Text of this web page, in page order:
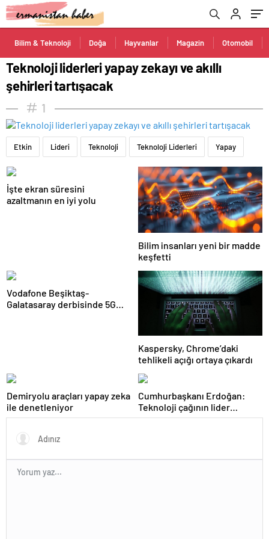
Bilim & Teknoloji Doğa Hayvanlar Magazin Otomobil
Teknoloji liderleri yapay zekayı ve akıllı
şehirleri tartışacak
1
Etkin Lideri Teknoloji Teknoloji Liderleri Yapay
İşte ekran süresini
azaltmanın en iyi yolu
Bilim insanları yeni bir madde
keşfetti
Vodafone Beşiktaş-
Galatasaray derbisinde 5G
Kaspersky, Chrome’daki
tehlikeli açığı ortaya çıkardı
Demiryolu araçları yapay zeka
ile denetleniyor
Cumhurbaşkanı Erdoğan:
Teknoloji çağının lider
ülkelerinden biri olmayı